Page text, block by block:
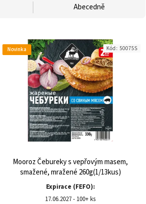
Abecedně
Novinka
Mooroz Čebureky s vepřovým masem,
smažené, mražené 260g(1/13kus)
Expirace (FEFO):
17.06.2027 - 100+ ks
Kód: 50075S